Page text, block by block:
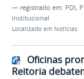
— registrado em: PDI,
Institucional
Localizado em Notícias
Oficinas
Reitoria